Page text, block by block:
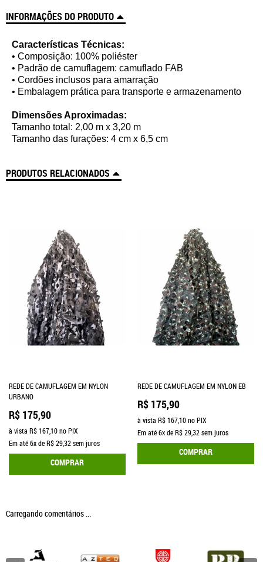
INFORMAÇÕES DO PRODUTO
Características Técnicas:
• Composição: 100% poliéster
• Padrão de camuflagem: camuflado FAB
• Cordões inclusos para amarração
• Embalagem prática para transporte e armazenamento
Dimensões Aproximadas:
Tamanho total: 2,00 m x 3,20 m
Tamanho das furações: 4 cm x 6,5 cm
PRODUTOS RELACIONADOS
REDE DE CAMUFLAGEM EM NYLON
URBANO
R$ 175,90
à vista R$ 167,10no PIX
Em até6xdeR$ 29,32sem juros
COMPRAR
REDE DE CAMUFLAGEM EM NYLON EB
R$ 175,90
à vista R$ 167,10no PIX
Em até6xdeR$ 29,32sem juros
COMPRAR
Carregando comentários ...